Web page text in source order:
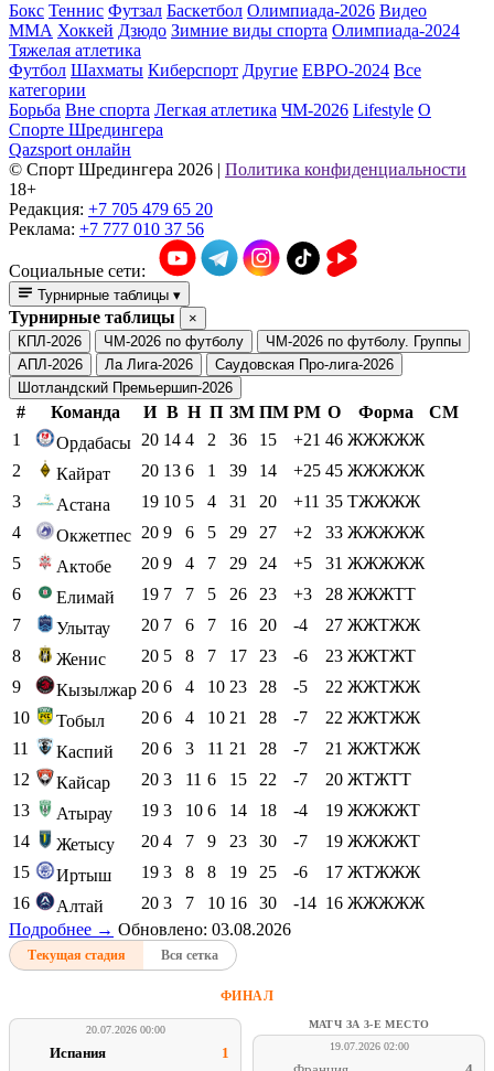
Бокс Теннис Футзал Баскетбол Олимпиада-2026 Видео
ММА Хоккей Дзюдо Зимние виды спорта Олимпиада-2024
Тяжелая атлетика
Футбол Шахматы Киберспорт Другие ЕВРО-2024 Все
категории
Борьба Вне спорта Легкая атлетика ЧМ-2026 Lifestyle О
Спорте Шредингера
Qazsport онлайн
© Cпорт Шредингера 2026 | Политика конфиденциальности
18+
Редакция: +7 705 479 65 20
Реклама: +7 777 010 37 56
Социальные сети:
Турнирные таблицы ▾
Турнирные таблицы
×
КПЛ-2026
ЧМ-2026 по футболу
ЧМ-2026 по футболу. Группы
АПЛ-2026
Ла Лига-2026
Саудовская Про-лига-2026
Шотландский Премьершип-2026
# Команда И В Н П ЗМ ПМ РМ О Форма
СМ
1
Ордабасы 20 14 4 2 36 15 +21 46 ЖЖЖЖЖ
2
Кайрат 20 13 6 1 39 14 +25 45 ЖЖЖЖЖ
3
Астана 19 10 5 4 31 20 +11 35 ТЖЖЖЖ
4
Окжетпес 20 9 6 5 29 27 +2 33 ЖЖЖЖЖ
5
Актобе 20 9 4 7 29 24 +5 31 ЖЖЖЖЖ
6
Елимай 19 7 7 5 26 23 +3 28 ЖЖЖТТ
7
Улытау 20 7 6 7 16 20 -4 27 ЖЖТЖЖ
8
Женис 20 5 8 7 17 23 -6 23 ЖЖТЖТ
9
Кызылжар 20 6 4 10 23 28 -5 22 ЖЖТЖЖ
10
Тобыл 20 6 4 10 21 28 -7 22 ЖЖТЖЖ
11
Каспий 20 6 3 11 21 28 -7 21 ЖЖТЖЖ
12
Кайсар 20 3 11 6 15 22 -7 20 ЖТЖТТ
13
Атырау 19 3 10 6 14 18 -4 19 ЖЖЖЖТ
14
Жетысу 20 4 7 9 23 30 -7 19 ЖЖЖЖТ
15
Иртыш 19 3 8 8 19 25 -6 17 ЖТЖЖЖ
16
Алтай 20 3 7 10 16 30 -14 16 ЖЖЖЖЖ
Подробнее → Обновлено: 03.08.2026
Текущая стадия Вся сетка
ФИНАЛ
20.07.2026 00:00
Испания 1
МАТЧ ЗА 3-Е МЕСТО
19.07.2026 02:00